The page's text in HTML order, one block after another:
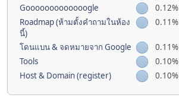
Gooooooooooooogle
0.12%
Roadmap (ห้ามตั้งคำถามในห้อง
นี้)
0.11%
โดนแบน & จดหมายจาก Google
0.11%
Tools
0.10%
Host & Domain (register)
0.10%